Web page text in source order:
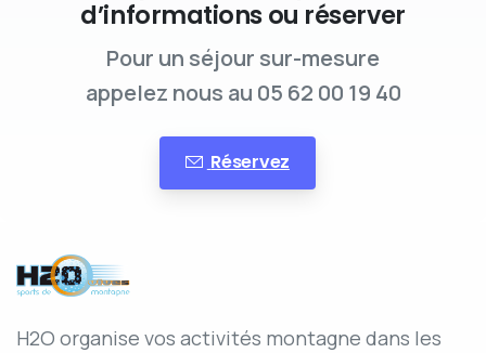
d’informations ou réserver
Pour un séjour sur-mesure
appelez nous au 05 62 00 19 40
Réservez
H2O organise vos activités montagne dans les